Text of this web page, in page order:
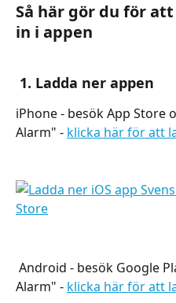
Så här gör du för
in i appen
1. Ladda ner appen
iPhone - besök App Store
Alarm" - klicka här för att
Android - besök Google
Alarm" - klicka här för att